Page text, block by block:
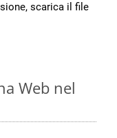
scarica il file
Web nel